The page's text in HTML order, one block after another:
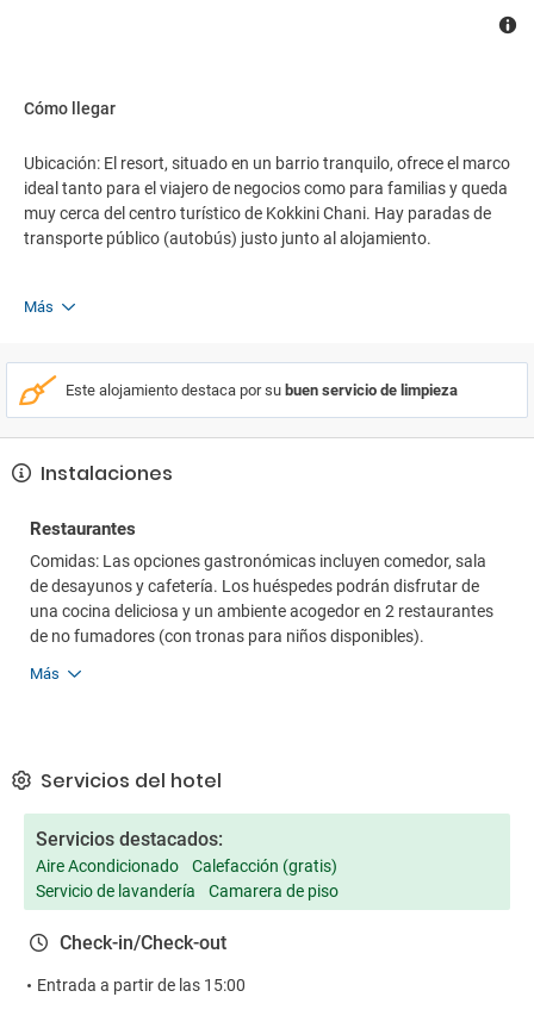
Cómo llegar
Ubicación: El resort, situado en un barrio tranquilo, ofrece el marco
ideal tanto para el viajero de negocios como para familias y queda
muy cerca del centro turístico de Kokkini Chani. Hay paradas de
transporte público (autobús) justo junto al alojamiento.
Más
Este alojamiento destaca por su buen servicio de limpieza
Instalaciones
Restaurantes
Comidas: Las opciones gastronómicas incluyen comedor, sala
de desayunos y cafetería. Los huéspedes podrán disfrutar de
una cocina deliciosa y un ambiente acogedor en 2 restaurantes
de no fumadores (con tronas para niños disponibles).
Más
Servicios del hotel
Servicios destacados:
Aire Acondicionado
Calefacción (gratis)
Servicio de lavandería
Camarera de piso
Check-in/Check-out
Entrada a partir de las 15:00